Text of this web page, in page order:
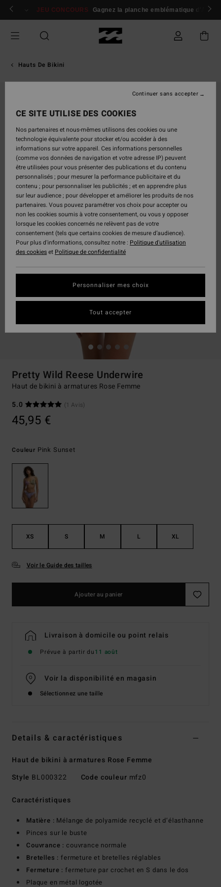
Passer
Se connecter / s'inscrire
JEU CONCOURS Gagnez la planche emblématique d'Andy
Hauts De Bikini
Pretty Wild Reese Underwire
Haut de bikini à armatures Rose Femme
5.0
(1 Avis)
45,95 €
Couleur Pink Sunset
XS S M L XL
Voir le Guide des tailles
Ajouter au panier
Livraison à domicile ou point relais
Prévue à partir du11 août
Voir la disponibilité en magasin
Sélectionnez une taille
Details & caractéristiques
Haut de bikini à armatures Rose Femme
Style BL000322 Code couleur mfz0
Caractéristiques
Matière : Mélange de polyamide recyclé et d’élasthanne
Pinces sur le buste
Couvrance : couvrance normale
Bretelles :fermeture et bretelles réglables
Fermeture : fermeture par crochet en S dans le dos
Plaque en métal logotée
CE SITE UTILISE DES COOKIES
Nos partenaires et nous-mêmes utilisons des cookies ou une
technologie équivalente pour stocker et/ou accéder à des
informations sur votre appareil. Ces informations personnelles
(comme vos données de navigation et votre adresse IP) peuvent
être utilisées pour vous présenter des publications et du contenu
personnalisés ; pour mesurer la performance publicitaire et du
contenu ; pour personnaliser les publicités ; et en apprendre plus
sur leur audience ; pour développer et améliorer les produits de nos
partenaires. Vous pouvez paramétrer vos choix pour accepter ou
non les cookies soumis à votre consentement, ou vous y opposer
lorsque les cookies concernés ne relèvent pas de votre
consentement (tels que certains cookies de mesure d’audience).
Pour plus d'informations, consultez notre : Politique d'utilisation
des cookieset Politique de confidentialité
Personnaliser mes choix
Continuer sans accepter
Tout accepter